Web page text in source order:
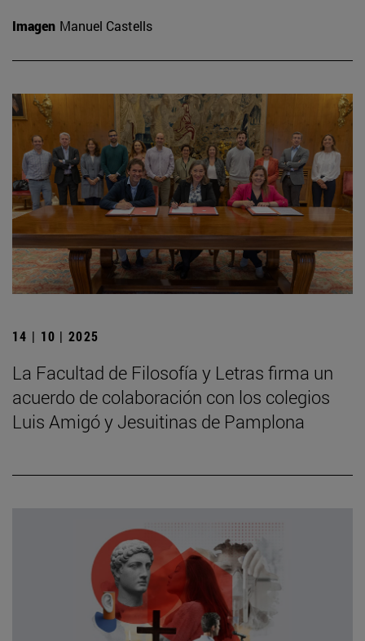
Imagen Manuel Castells
14 | 10 | 2025
La Facultad de Filosofía y Letras firma un
acuerdo de colaboración con los colegios
Luis Amigó y Jesuitinas de Pamplona